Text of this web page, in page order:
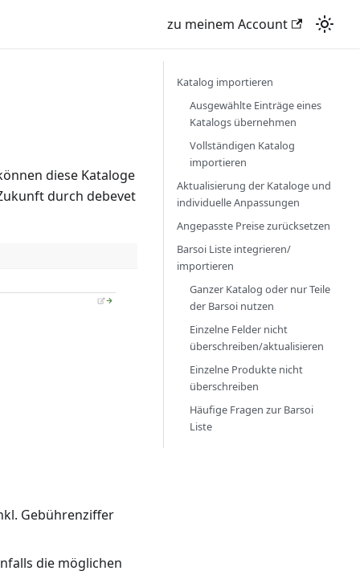
zu meinem Account
diese Kataloge
durch debevet
Gebührenziffer
die möglichen
Katalog importieren
Ausgewählte Einträge eines
Katalogs übernehmen
Vollständigen Katalog
importieren
Aktualisierung der Kataloge und
individuelle Anpassungen
Angepasste Preise zurücksetzen
Barsoi Liste integrieren/
importieren
Ganzer Katalog oder nur Teile
der Barsoi nutzen
Einzelne Felder nicht
überschreiben/aktualisieren
Einzelne Produkte nicht
überschreiben
Häufige Fragen zur Barsoi
Liste